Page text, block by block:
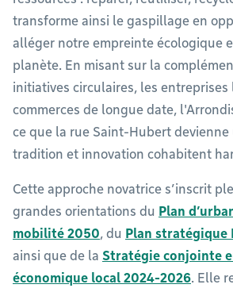
transforme ainsi le gaspillage en
alléger notre empreinte écologique
planète. En misant sur la
initiatives circulaires, les entreprises
commerces de longue date,
ce que la rue Saint-Hubert devienne
tradition et innovation cohabitent
Cette approche novatrice s’inscrit
grandes orientations du Plan
mobilité 2050, du Plan stratégique
ainsi que de la Stratégie conjointe
économique local 2024-2026. Elle